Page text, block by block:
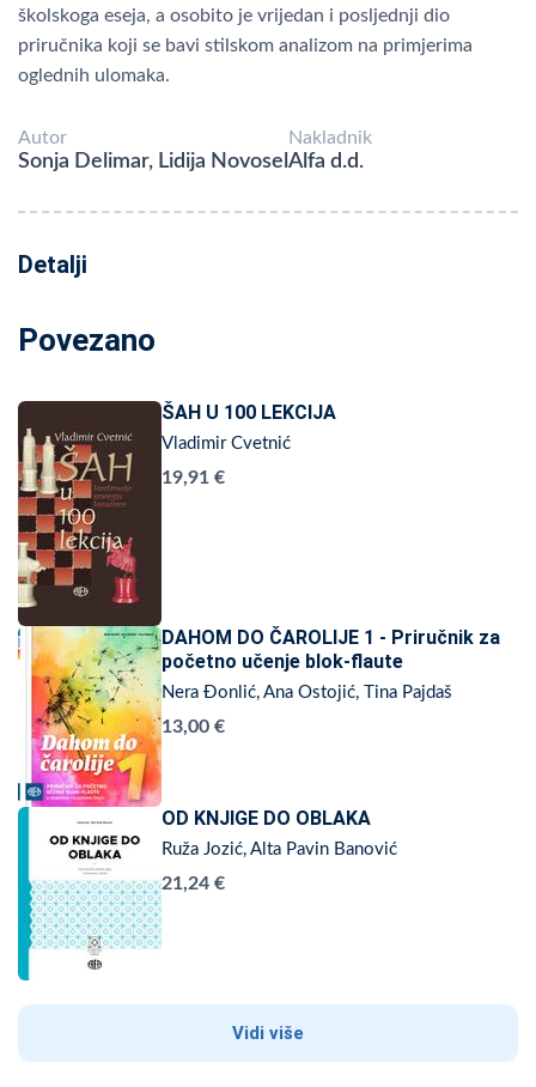
školskoga eseja, a osobito je vrijedan i posljednji dio
priručnika koji se bavi stilskom analizom na primjerima
oglednih ulomaka.
Autor
Sonja Delimar, Lidija Novosel
Nakladnik
Alfa d.d.
Detalji
Povezano
ŠAH U 100 LEKCIJA
Vladimir Cvetnić
19,91 €
DAHOM DO ČAROLIJE 1 - Priručnik za
početno učenje blok-flaute
Nera Đonlić, Ana Ostojić, Tina Pajdaš
13,00 €
OD KNJIGE DO OBLAKA
Ruža Jozić, Alta Pavin Banović
21,24 €
Vidi više